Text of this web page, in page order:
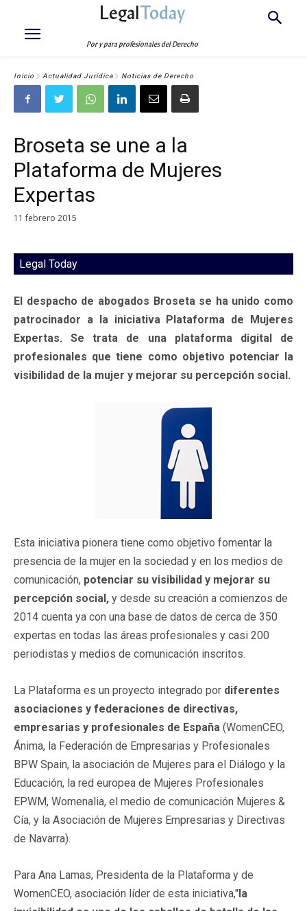
LegalToday
Por y para profesionales del Derecho
Inicio Actualidad Jurídica Noticias de Derecho
Broseta se une a la
Plataforma de Mujeres
Expertas
11 febrero 2015
Legal Today
El despacho de abogados Broseta se ha unido como
patrocinador a la iniciativa Plataforma de Mujeres
Expertas. Se trata de una plataforma digital de
profesionales que tiene como objetivo potenciar la
visibilidad de la mujer y mejorar su percepción social.
Esta iniciativa pionera tiene como objetivo fomentar la
presencia de la mujer en la sociedad y en los medios de
comunicación, potenciar su visibilidad y mejorar su
percepción social, y desde su creación a comienzos de
2014 cuenta ya con una base de datos de cerca de 350
expertas en todas las áreas profesionales y casi 200
periodistas y medios de comunicación inscritos.
La Plataforma es un proyecto integrado por diferentes
asociaciones y federaciones de directivas,
empresarias y profesionales de España (WomenCEO,
Ánima, la Federación de Empresarias y Profesionales
BPW Spain, la asociación de Mujeres para el Diálogo y la
Educación, la red europea de Mujeres Profesionales
EPWM, Womenalia, el medio de comunicación Mujeres &
Cía, y la Asociación de Mujeres Empresarias y Directivas
de Navarra).
Para Ana Lamas, Presidenta de la Plataforma y de
WomenCEO, asociación líder de esta iniciativa,"la